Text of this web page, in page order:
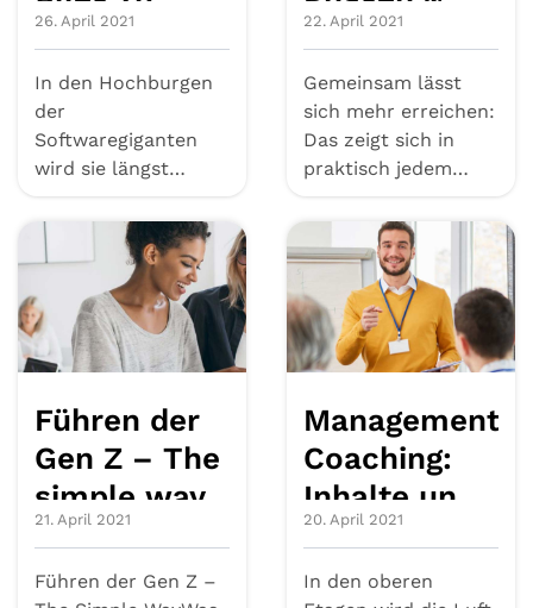
Objectives
and Key
Results
26. April 2021
In den Hochburgen
der
Softwaregiganten
wird sie längst
Managementmethode
namens OKR. ...
Methoden
22. April 2021
Gemeinsam lässt
sich mehr erreichen:
Das zeigt sich in
praktisch jedem
viele Aufga...
Führen der
Gen Z – The
simple way
21. April 2021
Führen der Gen Z –
Management-
Coaching:
Inhalte und
Ziele
20. April 2021
In den oberen